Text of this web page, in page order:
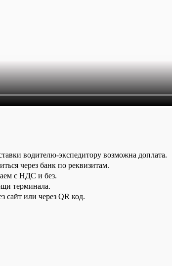
водителю-экспедитору возможна доплата.
через банк по реквизитам.
с НДС и без.
терминала.
сайт или через QR код.